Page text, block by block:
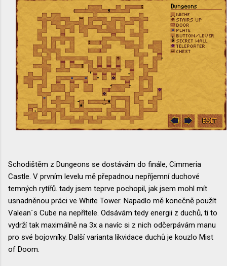
Schodištěm z Dungeons se dostávám do finále, Cimmeria
Castle. V prvním levelu mě přepadnou nepříjemní duchové
temných rytířů. tady jsem teprve pochopil, jak jsem mohl mít
usnadněnou práci ve White Tower. Napadlo mě konečně použít
Valean´s Cube na nepřítele. Odsávám tedy energii z duchů, ti to
vydrží tak maximálně na 3x a navíc si z nich odčerpávám manu
pro své bojovníky. Další varianta likvidace duchů je kouzlo Mist
of Doom.